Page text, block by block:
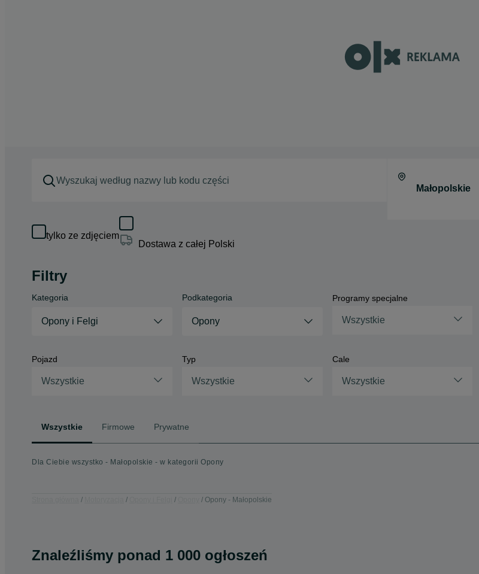
tylko ze zdjęciem
Dostawa z całej Polski
Filtry
Kategoria
Opony i Felgi
Podkategoria
Opony
Programy specjalne
Wszystkie
Pojazd
Wszystkie
Typ
Wszystkie
Cale
Wszystkie
Wszystkie Firmowe Prywatne
Dla Ciebie wszystko - Małopolskie - w kategorii Opony
Opony - Małopolskie
Znaleźliśmy ponad 1 000 ogłoszeń